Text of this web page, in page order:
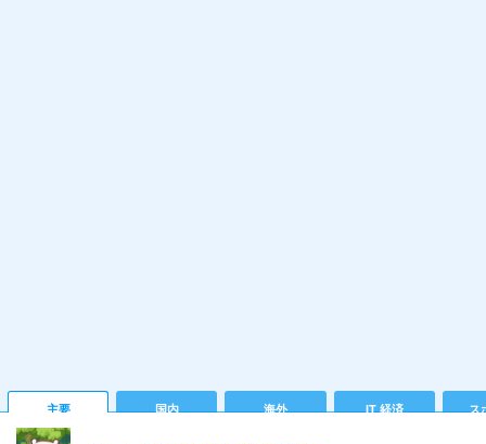
主要 国内 海外 IT 経済 ス